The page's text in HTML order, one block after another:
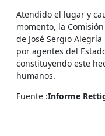
Atendido el lugar y
momento, la
de José Sergio
por agentes del
constituyendo este
humanos.
Fuente :Informe